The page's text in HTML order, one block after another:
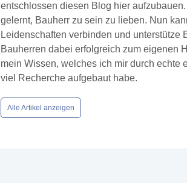
entschlossen diesen Blog hier
gelernt, Bauherr zu sein zu lieben. Nun
Leidenschaften verbinden und unterstütze
Bauherren dabei erfolgreich zum eigenen
mein Wissen, welches ich mir durch echte
viel Recherche aufgebaut habe.
Alle Artikel anzeigen